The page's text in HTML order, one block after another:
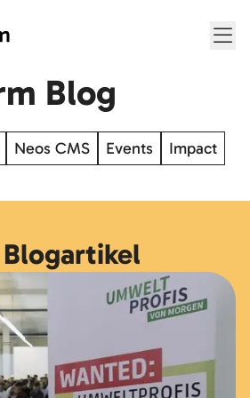
Blog
Neos CMS Events Impact